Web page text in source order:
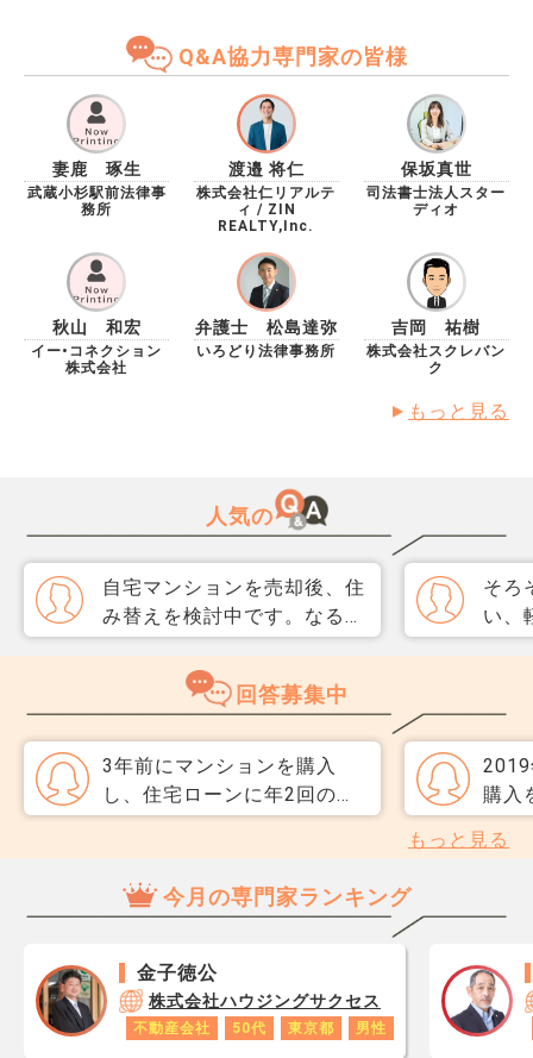
ているから問題なしとの回答でした。 確かにその通り
なのかもしれませんが、 接道は大変重要だと考えま
す。 当該私道は位置指定道路です。 見た感じでは都営
住宅の敷地内に通っている道に接しています。(道の端
に簡易なフェンスを設置してある箇所あり) 接道に問題
なかったとしても、将来都営住宅がなくなって道もなく
なったとしたら、接道のない家となり、これは大きなリ
スクと考えます。 この私道が都営住宅の売却などによ
次です。契約書と重要事項説明書は契約前に事前に入手
して読み込んでおき、当日に冷静に疑問点を聞けるよう
準備しておいたほうが良いと聞いたことがあります。
確かにそのほうが安心ですが、不動産会社はそれに応じ
てくれるものなのでしょうか？ また、そのことにより
で恐縮ですが、中立的な専門家のご意見を承りたくご相
Q&A協力専門家の皆様
妻鹿 琢生
武蔵小杉駅前法律事
務所
渡邉 将仁
株式会社仁リアルテ
ィ / ZIN
REALTY,Inc.
保坂真世
司法書士法人スター
ディオ
秋山 和宏
イー•コネクション
株式会社
弁護士 松島達弥
いろどり法律事務所
吉岡 祐樹
株式会社スクレバン
ク
もっと見る
人気の
自宅マンションを売却後、住
み替えを検討中です。なるべ
く3か月以内に売却をしたい
のですが、一般媒介と専任媒
介で迷っています。 窓口は
だと思うのですが、友人には
専任をおすすめされました。
それぞれメリットデメリット
そろ
い、
取り
直、
のか
だ、
スコ
が1
です
あり
ロ
回答募集中
3年前にマンションを購入
し、住宅ローンに年2回のボ
ーナス払いを組み込んでいま
はないのですが、最近業績の
話を聞くと、ボーナスが将来
ってきました。 月々の返済
は抑えられていますが、もし
ボーナスが減ったら家計が一
2019
購入
から
その
かに
近ま
たの
もっと見る
今月の専門家ランキング
金子徳公
株式会社ハウジングサクセス
不動産会社 50代 東京都 男性